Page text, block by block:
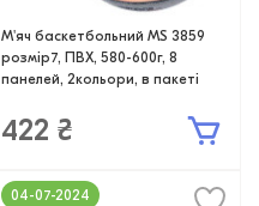
М'яч баскетбольний MS 3859
розмір7, ПВХ, 580-600г, 8
панелей, 2кольори, в пакеті
422 ₴
04-07-2024